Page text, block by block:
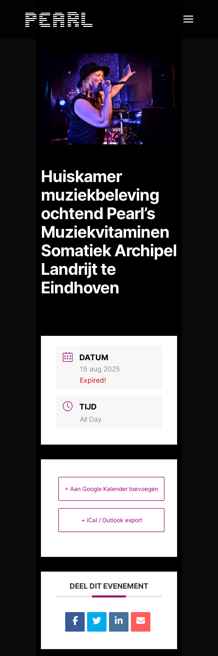
Huiskamer
muziekbeleving
ochtend Pearl’s
Muziekvitaminen
Somatiek Archipel
Landrijt te
Eindhoven
DATUM
15 aug 2025
Expired!
TIJD
All Day
+ Aan Google Kalender toevoegen
+ iCal / Outlook export
DEEL DIT EVENEMENT